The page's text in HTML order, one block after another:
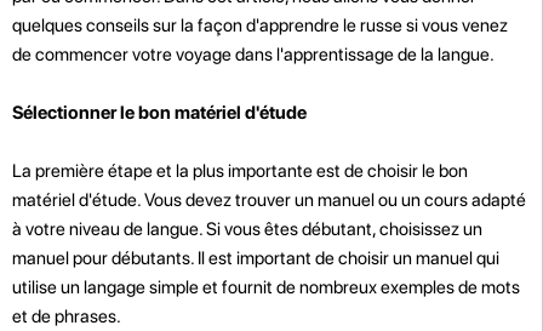
quelques conseils sur la façon d'apprendre le russe si vous venez
de commencer votre voyage dans l'apprentissage de la langue.
Sélectionner le bon matériel d'étude
La première étape et la plus importante est de choisir le bon
matériel d'étude. Vous devez trouver un manuel ou un cours adapté
à votre niveau de langue. Si vous êtes débutant, choisissez un
manuel pour débutants. Il est important de choisir un manuel qui
utilise un langage simple et fournit de nombreux exemples de mots
et de phrases.